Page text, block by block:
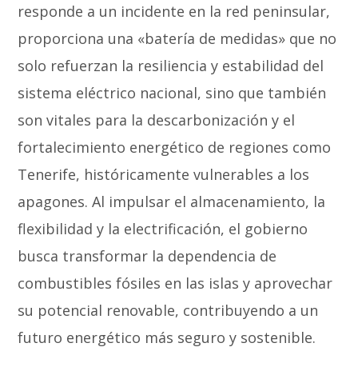
responde a un incidente en la red peninsular,
proporciona una «batería de medidas» que no
solo refuerzan la resiliencia y estabilidad del
sistema eléctrico nacional, sino que también
son vitales para la descarbonización y el
fortalecimiento energético de regiones como
Tenerife, históricamente vulnerables a los
apagones. Al impulsar el almacenamiento, la
flexibilidad y la electrificación, el gobierno
busca transformar la dependencia de
combustibles fósiles en las islas y aprovechar
su potencial renovable, contribuyendo a un
futuro energético más seguro y sostenible.